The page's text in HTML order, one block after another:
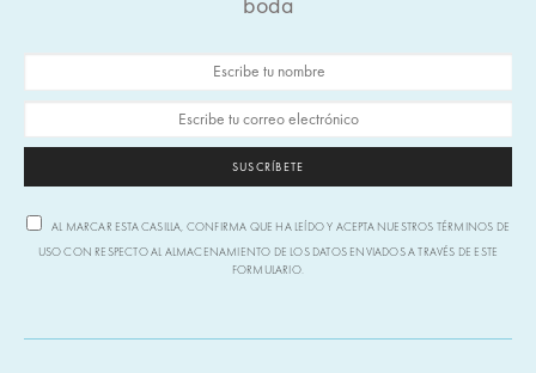
SUSCRÍBETE
AL MARCAR ESTA CASILLA, CONFIRMA QUE HA LEÍDO Y ACEPTA NUESTROS TÉRMINOS DE
USO CON RESPECTO AL ALMACENAMIENTO DE LOS DATOS ENVIADOS A TRAVÉS DE ESTE
FORMULARIO.